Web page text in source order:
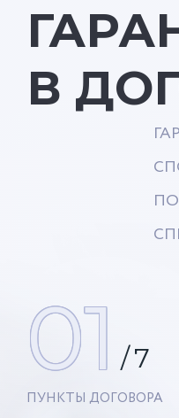
В
01 /7
ПУНКТЫ ДОГОВОРА